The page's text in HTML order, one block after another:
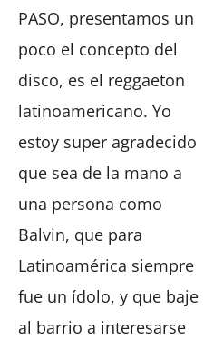
PASO, presentamos un
poco el concepto del
disco, es el reggaeton
latinoamericano. Yo
estoy super agradecido
que sea de la mano a
una persona como
Balvin, que para
Latinoamérica siempre
fue un ídolo, y que baje
al barrio a interesarse